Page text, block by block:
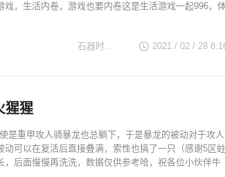
，生活内卷，游戏也要内卷这是生活游戏一起996，
2021 / 02 / 28
石器时代TV
猩猩
是重甲攻人骑暴龙也总躺下，于是暴龙的被动对于攻人
可以在复活后直接叠满，索性也搞了一只（感谢5区蛀
，后面慢慢再洗洗，数据仅供参考哈，祝各位小伙伴牛